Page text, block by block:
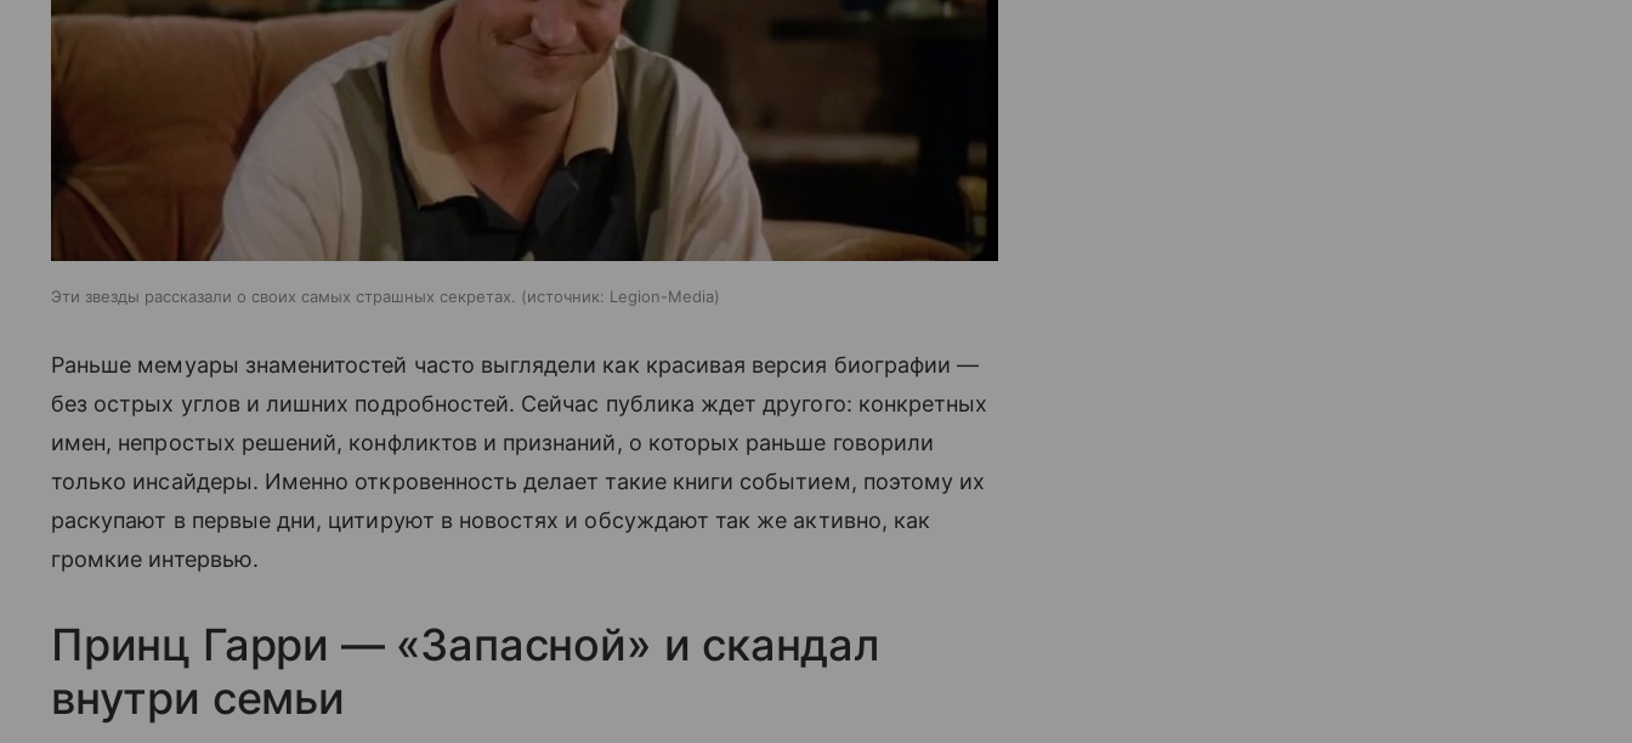
Эти звезды рассказали о своих самых страшных секретах. источник: Legion-Media
Раньше мемуары знаменитостей часто выглядели как красивая версия биографии —
без острых углов и лишних подробностей. Сейчас публика ждет другого: конкретных
имен, непростых решений, конфликтов и признаний, о которых раньше говорили
только инсайдеры. Именно откровенность делает такие книги событием, поэтому их
раскупают в первые дни, цитируют в новостях и обсуждают так же активно, как
громкие интервью.
Принц Гарри — «Запасной» и скандал
внутри семьи